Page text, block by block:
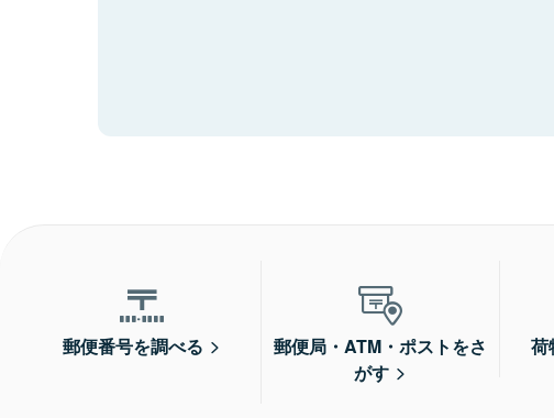
郵便番号を調べる
郵便局・ATM・ポストをさ
がす
荷